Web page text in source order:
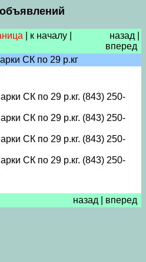
к началу назад
вперед
СК по 29 р.кг
СК по 29 р.кг. (843) 250-
СК по 29 р.кг. (843) 250-
СК по 29 р.кг. (843) 250-
СК по 29 р.кг. (843) 250-
назад вперед